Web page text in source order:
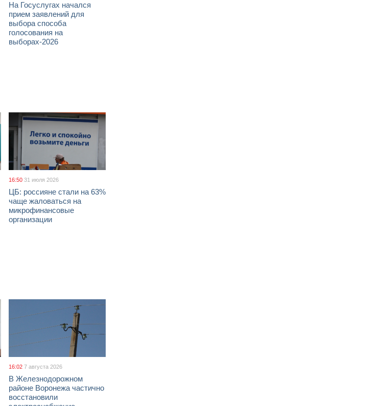
На Госуслугах начался
прием заявлений для
выбора способа
голосования на
выборах-2026
16:50 31 июля 2026
ЦБ: россияне стали на 63%
чаще жаловаться на
микрофинансовые
организации
16:02 7 августа 2026
В Железнодорожном
районе Воронежа частично
восстановили